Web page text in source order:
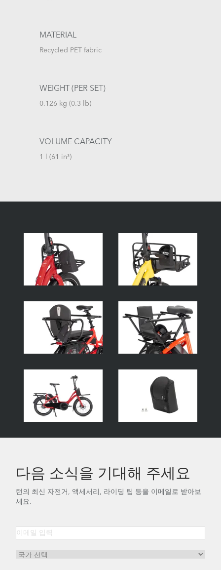
MATERIAL
Recycled PET fabric
WEIGHT (PER SET)
0.126 kg (0.3 lb)
VOLUME CAPACITY
1 l (61 in³)
다음 소식을 기대해 주세요
턴의 최신 자전거, 액세서리, 라이딩 팁 등을 이메일로 받아보
세요.